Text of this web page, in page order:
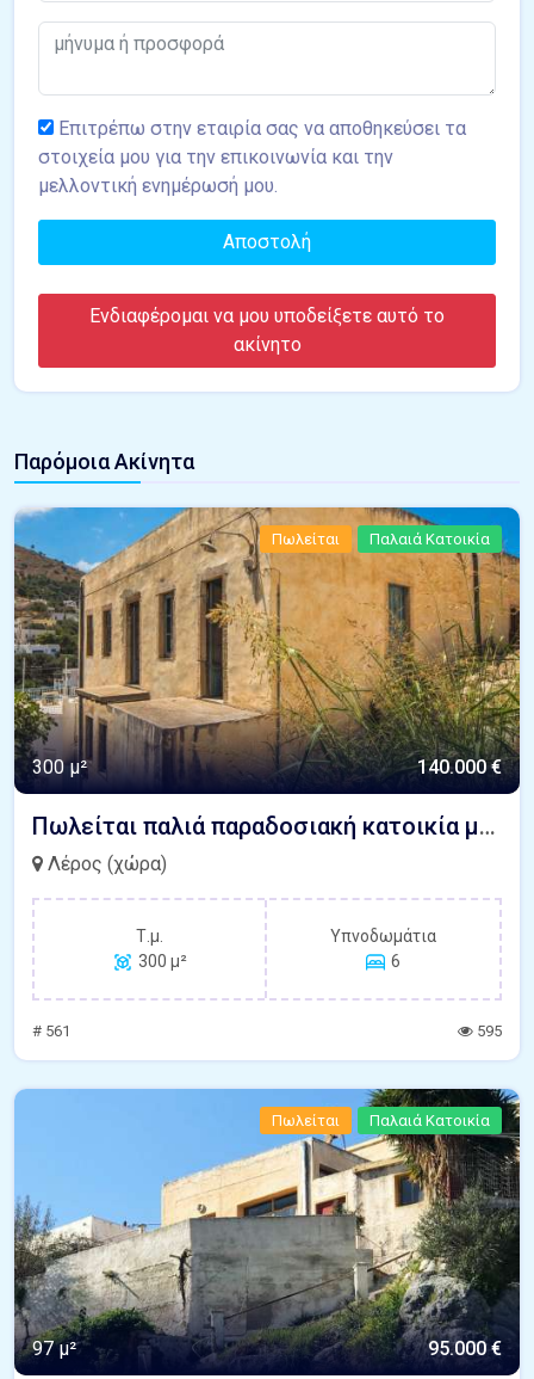
Επιτρέπω στην εταιρία σας να αποθηκεύσει τα
στοιχεία μου για την επικοινωνία και την
μελλοντική ενημέρωσή μου.
Αποστολή
Ενδιαφέρομαι να μου υποδείξετε αυτό το
ακίνητο
Παρόμοια Ακίνητα
Πωλείται Παλαιά Κατοικία
300 μ² 140.000 €
Πωλείται παλιά παραδοσιακή κατοικία με πανοραμική θέα θάλασσα Πλάτανος Λέρος
Λέρος (χώρα)
Τ.μ.
300 μ²
Υπνοδωμάτια
6
# 561 595
Πωλείται Παλαιά Κατοικία
97 μ² 95.000 €